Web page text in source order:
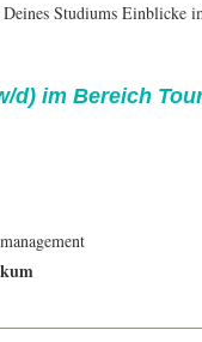
Studiums Einblicke
d) im Bereich